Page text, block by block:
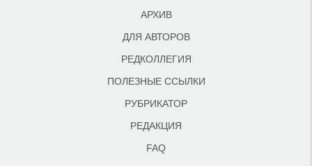
АРХИВ
ДЛЯ АВТОРОВ
РЕДКОЛЛЕГИЯ
ПОЛЕЗНЫЕ ССЫЛКИ
РУБРИКАТОР
РЕДАКЦИЯ
FAQ